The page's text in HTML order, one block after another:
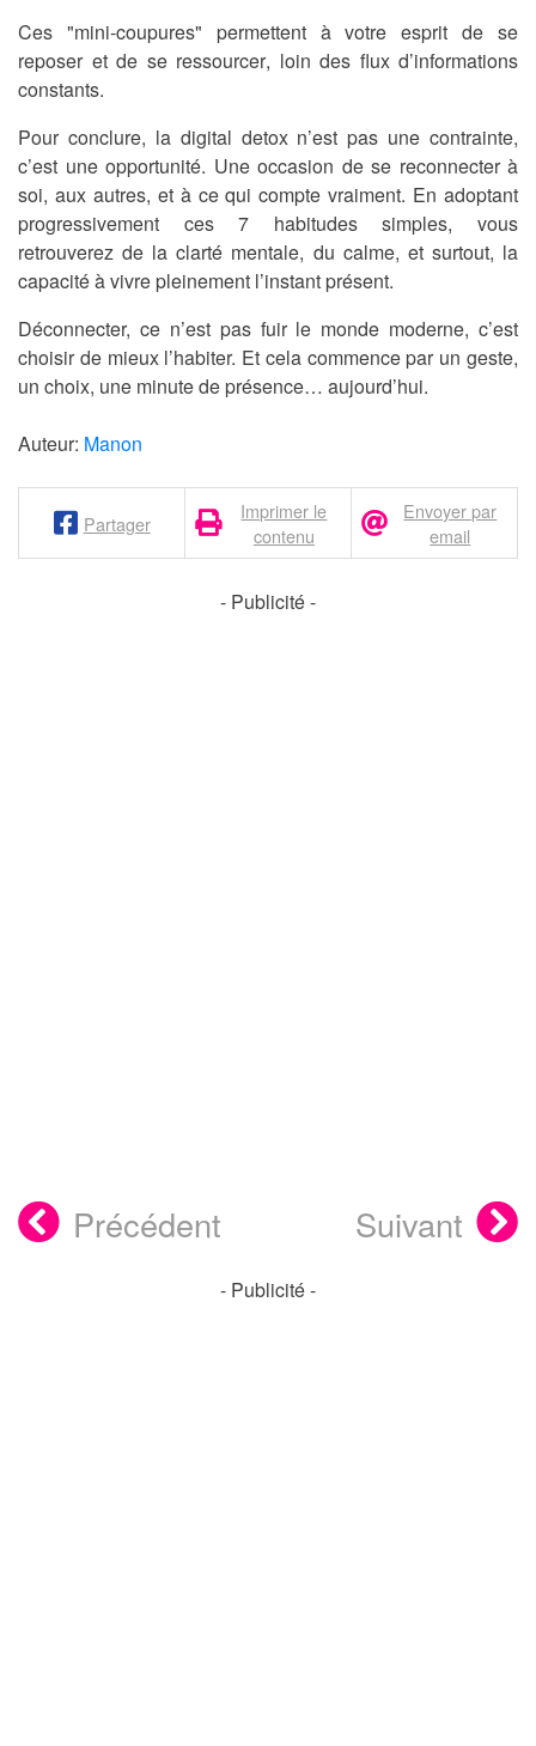
Ces "mini-coupures" permettent à votre esprit de se
reposer et de se ressourcer, loin des flux d’informations
constants.
Pour conclure, la digital detox n’est pas une contrainte,
c’est une opportunité. Une occasion de se reconnecter à
soi, aux autres, et à ce qui compte vraiment. En adoptant
progressivement ces 7 habitudes simples, vous
retrouverez de la clarté mentale, du calme, et surtout, la
capacité à vivre pleinement l’instant présent.
Déconnecter, ce n’est pas fuir le monde moderne, c’est
choisir de mieux l’habiter. Et cela commence par un geste,
un choix, une minute de présence… aujourd’hui.
Auteur: Manon
Partager
Imprimer le
contenu
Envoyer par
email
- Publicité -
Précédent Suivant
- Publicité -